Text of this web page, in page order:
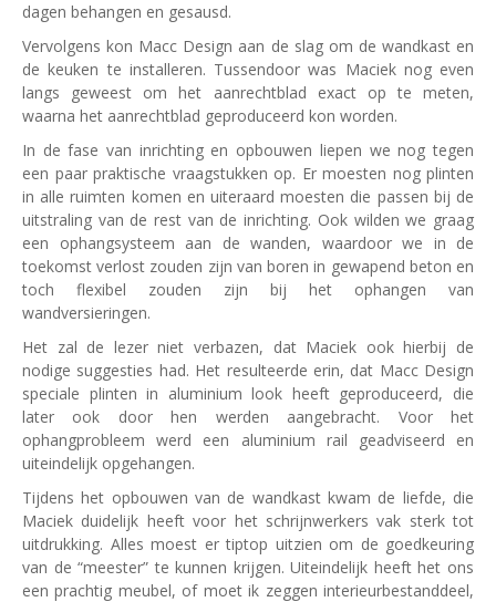
dagen behangen en gesausd.
Vervolgens kon Macc Design aan de slag om de wandkast en
de keuken te installeren. Tussendoor was Maciek nog even
langs geweest om het aanrechtblad exact op te meten,
waarna het aanrechtblad geproduceerd kon worden.
In de fase van inrichting en opbouwen liepen we nog tegen
een paar praktische vraagstukken op. Er moesten nog plinten
in alle ruimten komen en uiteraard moesten die passen bij de
uitstraling van de rest van de inrichting. Ook wilden we graag
een ophangsysteem aan de wanden, waardoor we in de
toekomst verlost zouden zijn van boren in gewapend beton en
toch flexibel zouden zijn bij het ophangen van
wandversieringen.
Het zal de lezer niet verbazen, dat Maciek ook hierbij de
nodige suggesties had. Het resulteerde erin, dat Macc Design
speciale plinten in aluminium look heeft geproduceerd, die
later ook door hen werden aangebracht. Voor het
ophangprobleem werd een aluminium rail geadviseerd en
uiteindelijk opgehangen.
Tijdens het opbouwen van de wandkast kwam de liefde, die
Maciek duidelijk heeft voor het schrijnwerkers vak sterk tot
uitdrukking. Alles moest er tiptop uitzien om de goedkeuring
van de “meester” te kunnen krijgen. Uiteindelijk heeft het ons
een prachtig meubel, of moet ik zeggen interieurbestanddeel,